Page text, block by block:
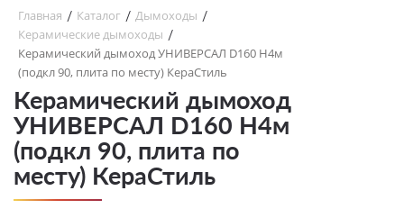
Главная / Каталог / Дымоходы /
Керамические дымоходы /
Керамический дымоход УНИВЕРСАЛ D160 H4м
(подкл 90, плита по месту) КераСтиль
Керамический дымоход
УНИВЕРСАЛ D160 H4м
(подкл 90, плита по
месту) КераСтиль